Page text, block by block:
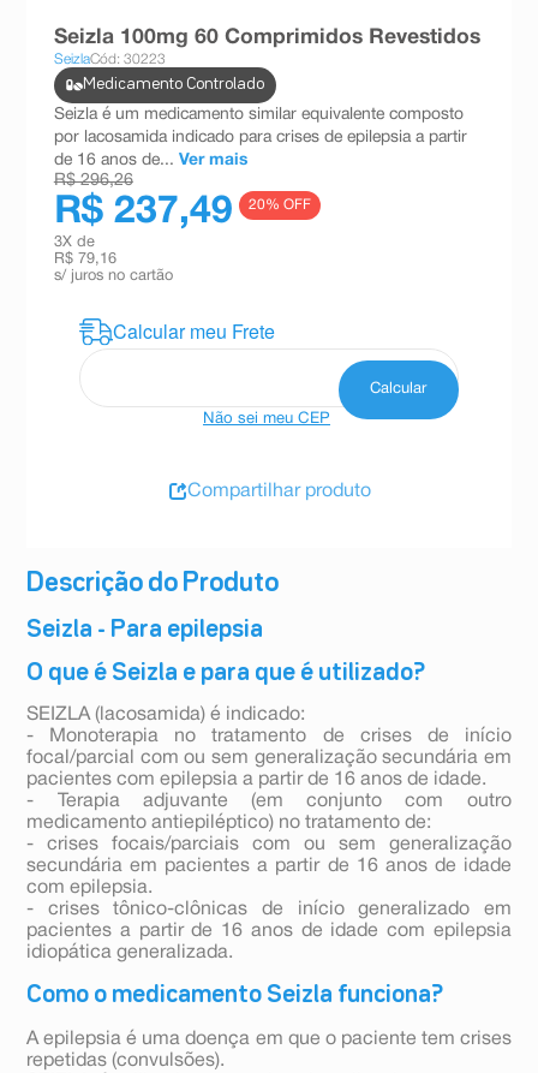
Descrição do Produto
Seizla - Para epilepsia
O que é Seizla e para que é utilizado?
SEIZLA (lacosamida) é indicado:
- Monoterapia no tratamento de crises de início
focal/parcial com ou sem generalização secundária em
pacientes com epilepsia a partir de 16 anos de idade.
- Terapia adjuvante (em conjunto com outro
medicamento antiepiléptico) no tratamento de:
- crises focais/parciais com ou sem generalização
secundária em pacientes a partir de 16 anos de idade
com epilepsia.
- crises tônico-clônicas de início generalizado em
pacientes a partir de 16 anos de idade com epilepsia
idiopática generalizada.
Como o medicamento Seizla funciona?
A epilepsia é uma doença em que o paciente tem crises
repetidas (convulsões).
Seizla 100mg 60 Comprimidos Revestidos
SeizlaCód: 30223
Medicamento Controlado
Seizla é um medicamento similar equivalente composto
por lacosamida indicado para crises de epilepsia a partir
de 16 anos de... Ver mais
R$ 296,26
R$ 237,49 20% OFF
3X de
R$ 79,16
s/ juros no cartão
Não sei meu CEP
Compartilhar produto
teste gravidez
esmalte
10ºabsorvente